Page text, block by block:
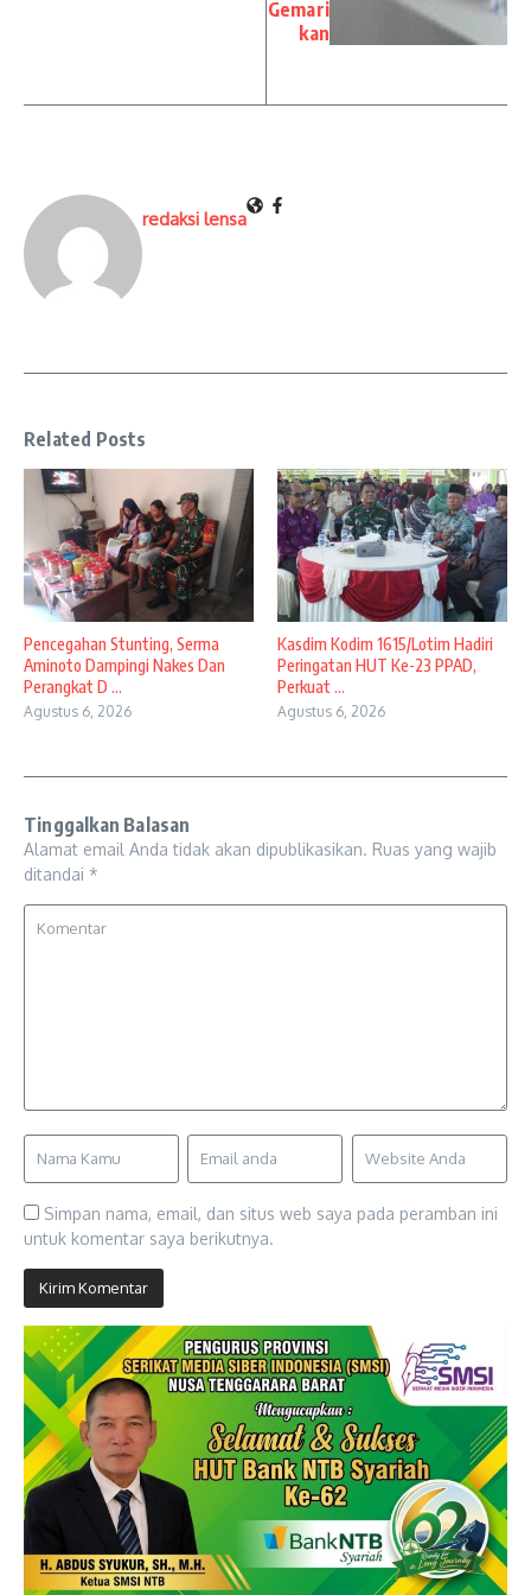
Gemari
kan
redaksi lensa
Related Posts
Pencegahan Stunting, Serma
Aminoto Dampingi Nakes Dan
Perangkat D ...
Agustus 6, 2026
Kasdim Kodim 1615/Lotim Hadiri
Peringatan HUT Ke-23 PPAD,
Perkuat ...
Agustus 6, 2026
Tinggalkan Balasan
Alamat email Anda tidak akan dipublikasikan. Ruas yang wajib
ditandai *
Simpan nama, email, dan situs web saya pada peramban ini
untuk komentar saya berikutnya.